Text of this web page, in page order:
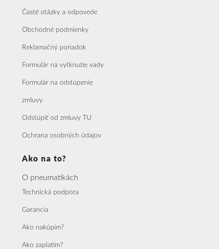
Časté otázky a odpovede
Obchodné podmienky
Reklamačný poriadok
Formulár na vytknutie vady
Formulár na odstúpenie
zmluvy
Odstúpiť od zmluvy TU
Ochrana osobných údajov
Ako na to?
O pneumatikách
Technická podpora
Garancia
Ako nakúpim?
Ako zaplatím?